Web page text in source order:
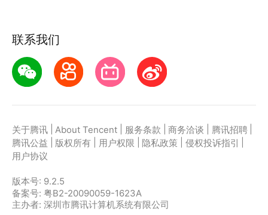
联系我们
关于腾讯 About Tencent 服务条款 商务洽谈 腾讯招聘
腾讯公益
版权所有 用户权限 隐私政策 侵权投诉指引
用户协议
版本号: 9.2.5
备案号: 粤B2-20090059-1623A
主办者: 深圳市腾讯计算机系统有限公司